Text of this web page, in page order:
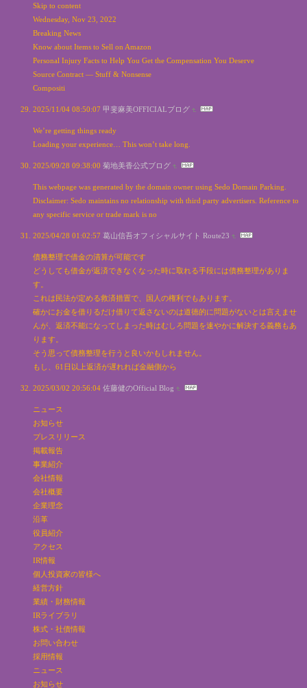
Skip to content
Wednesday, Nov 23, 2022
Breaking News
Know about Items to Sell on Amazon
Personal Injury Facts to Help You Get the Compensation You Deserve
Source Contract — Stuff & Nonsense
Compositi
2025/11/04 08:50:07 甲斐麻美OFFICIALブログ
We’re getting things ready
Loading your experience… This won’t take long.
2025/09/28 09:38:00 菊地美香公式ブログ
This webpage was generated by the domain owner using Sedo Domain Parking.
Disclaimer: Sedo maintains no relationship with third party advertisers. Reference to
any specific service or trade mark is no
2025/04/28 01:02:57 葛山信吾オフィシャルサイト Route23
債務整理で借金の清算が可能です
どうしても借金が返済できなくなった時に取れる手段には債務整理がありま
す。
これは民法が定める救済措置で、国人の権利でもあります。
確かにお金を借りるだけ借りて返さないのは道徳的に問題がないとは言えませ
んが、返済不能になってしまった時はむしろ問題を速やかに解決する義務もあ
ります。
そう思って債務整理を行うと良いかもしれません。
もし、61日以上返済が遅れれば金融側から
2025/03/02 20:56:04 佐藤健のOfficial Blog
ニュース
お知らせ
プレスリリース
掲載報告
事業紹介
会社情報
会社概要
企業理念
沿革
役員紹介
アクセス
IR情報
個人投資家の皆様へ
経営方針
業績・財務情報
IRライブラリ
株式・社債情報
お問い合わせ
採用情報
ニュース
お知らせ